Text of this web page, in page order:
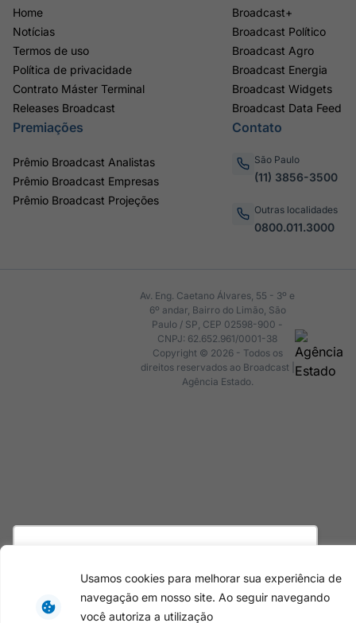
como você interage em nosso site e
personalizar conteúdo. Ao utilizar este site, você
Usamos cookies para melhorar sua experiência de
navegação em nosso site. Ao seguir navegando
você autoriza a utilização
Home
Notícias
Termos de uso
Política de privacidade
Contrato Máster Terminal
Releases Broadcast
Broadcast+
Broadcast Político
Broadcast Agro
Broadcast Energia
Broadcast Widgets
Broadcast Data Feed
Premiações
Prêmio Broadcast Analistas
Prêmio Broadcast Empresas
Prêmio Broadcast Projeções
Contato
São Paulo
(11) 3856-3500
Outras localidades
0800.011.3000
Av. Eng. Caetano Álvares, 55 - 3º e
6º andar, Bairro do Limão, São
Paulo / SP, CEP 02598-900 -
CNPJ: 62.652.961/0001-38
Copyright © 2026 - Todos os
direitos reservados ao Broadcast |
Agência Estado.